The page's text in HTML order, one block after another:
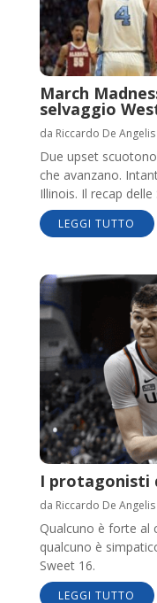
March
selvaggio
da Riccardo De Angelis
Due upset
che avanzano.
Illinois. Il recap delle
LEGGI TUTTO
I protagonisti
da Riccardo De Angelis
Qualcuno è forte al
qualcuno è
Sweet 16.
LEGGI TUTTO